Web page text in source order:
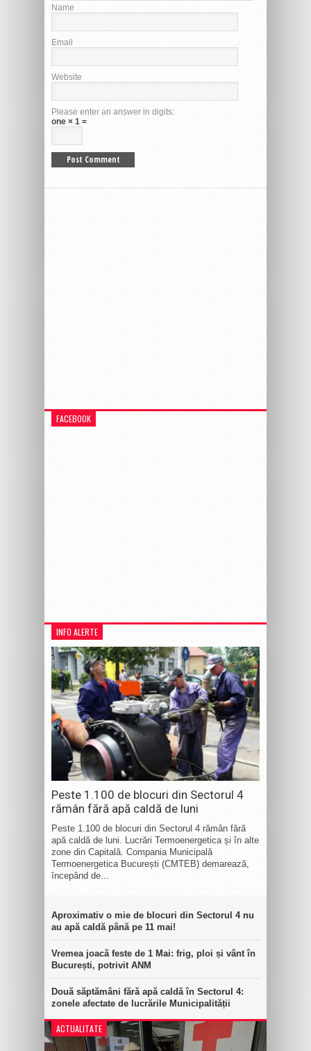
Name
Email
Website
Please enter an answer in digits:
one × 1 =
FACEBOOK
INFO ALERTE
Peste 1.100 de blocuri din Sectorul 4
rămân fără apă caldă de luni
Peste 1.100 de blocuri din Sectorul 4 rămân fără
apă caldă de luni. Lucrări Termoenergetica și în alte
zone din Capitală. Compania Municipală
Termoenergetica București (CMTEB) demarează,
începând de...
Aproximativ o mie de blocuri din Sectorul 4 nu
au apă caldă până pe 11 mai!
Vremea joacă feste de 1 Mai: frig, ploi și vânt în
București, potrivit ANM
Două săptămâni fără apă caldă în Sectorul 4:
zonele afectate de lucrările Municipalității
ACTUALITATE